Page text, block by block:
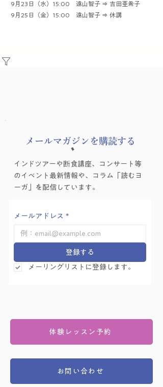
9月23日（水）15:00 遠山智子 ⇒ 吉田亜希子
9月25日（金）15:00 遠山智子 ⇒ 休講
​メールマガジンを購読する
インドツアーや断食講座、コンサート等
のイベント最新情報や、コラム「読むヨ
ーガ」を配信しています。
メールアドレス *
登録する
メーリングリストに登録します。
体験レッスン予約
お問い合わせ